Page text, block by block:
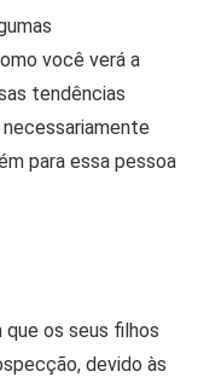
você verá a
tendências
para essa pessoa
os seus filhos
devido às